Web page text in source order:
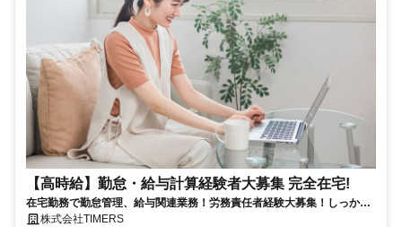
【高時給】勤怠・給与計算経験者大募集 完全在宅!
在宅勤務で勤怠管理、給与関連業務！労務責任者経験大募集！しっかり
稼ぎたい方、注目！
株式会社TIMERS